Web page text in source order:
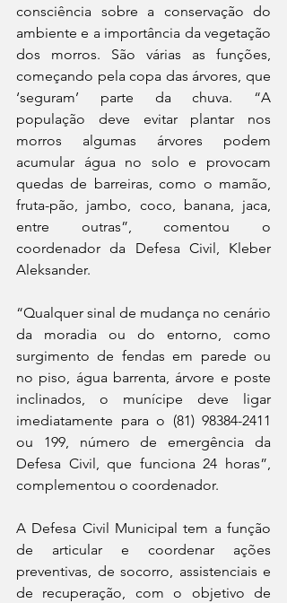
consciência sobre a conservação do
ambiente e a importância da vegetação
dos morros. São várias as funções,
começando pela copa das árvores, que
‘seguram’ parte da chuva. “A
população deve evitar plantar nos
morros algumas árvores podem
acumular água no solo e provocam
quedas de barreiras, como o mamão,
fruta-pão, jambo, coco, banana, jaca,
entre outras”, comentou o
coordenador da Defesa Civil, Kleber
Aleksander.
“Qualquer sinal de mudança no cenário
da moradia ou do entorno, como
surgimento de fendas em parede ou
no piso, água barrenta, árvore e poste
inclinados, o munícipe deve ligar
imediatamente para o (81) 98384-2411
ou 199, número de emergência da
Defesa Civil, que funciona 24 horas”,
complementou o coordenador.
A Defesa Civil Municipal tem a função
de articular e coordenar ações
preventivas, de socorro, assistenciais e
de recuperação, com o objetivo de